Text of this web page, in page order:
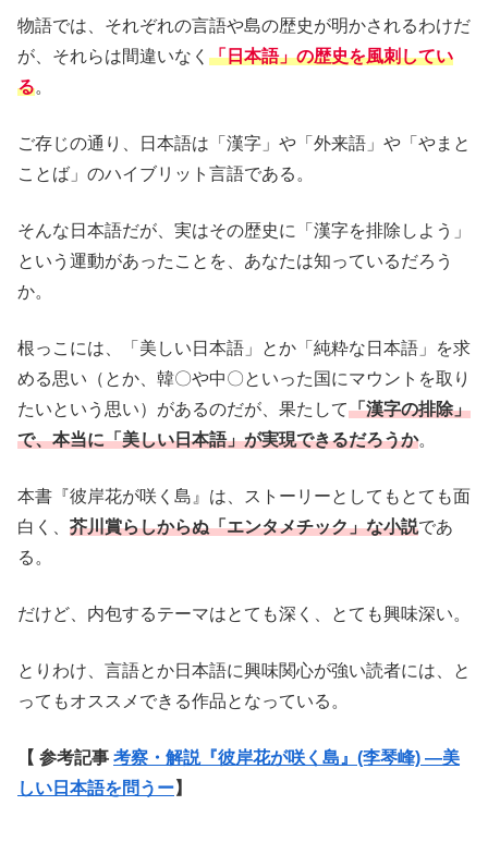
物語では、それぞれの言語や島の歴史が明かされるわけだ
が、それらは間違いなく 「日本語」の歴史を風刺してい
る。
ご存じの通り、日本語は「漢字」や「外来語」や「やまと
ことば」のハイブリット言語である。
そんな日本語だが、実はその歴史に「漢字を排除しよう」
という運動があったことを、あなたは知っているだろう
か。
根っこには、「美しい日本語」とか「純粋な日本語」を求
める思い（とか、韓〇や中〇といった国にマウントを取り
たいという思い）があるのだが、果たして「漢字の排除」
で、本当に「美しい日本語」が実現できるだろうか。
本書『彼岸花が咲く島』は、ストーリーとしてもとても面
白く、 芥川賞らしからぬ「エンタメチック」な小説であ
る。
だけど、内包するテーマはとても深く、とても興味深い。
とりわけ、言語とか日本語に興味関心が強い読者には、と
ってもオススメできる作品となっている。
【 参考記事 考察・解説『彼岸花が咲く島』(李琴峰) —美
しい日本語を問うー】